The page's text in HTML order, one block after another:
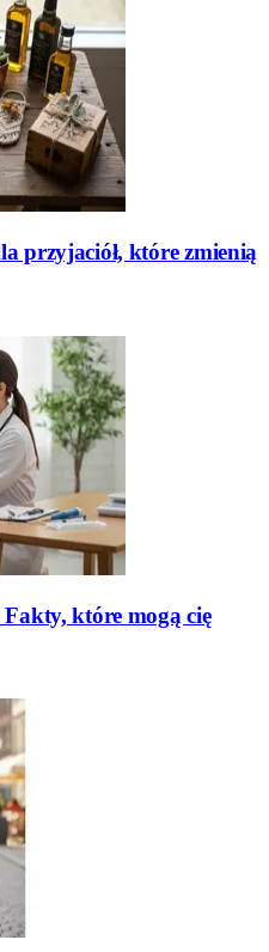
przyjaciół, które zmienią
które mogą cię